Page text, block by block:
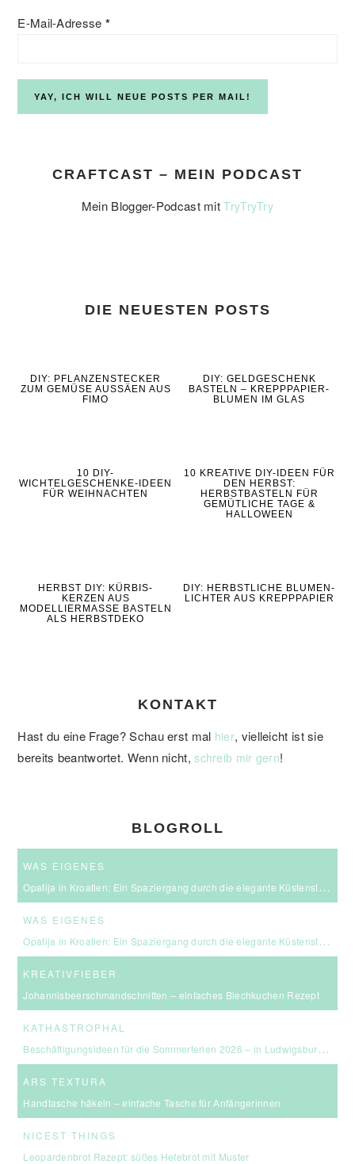
E-Mail-Adresse *
CRAFTCAST – MEIN PODCAST
Mein Blogger-Podcast mitTryTryTry
DIE NEUESTEN POSTS
DIY: PFLANZENSTECKER
ZUM GEMÜSE AUSSÄEN AUS
FIMO
DIY: GELDGESCHENK
BASTELN – KREPPPAPIER-
BLUMEN IM GLAS
10 DIY-
WICHTELGESCHENKE-IDEEN
FÜR WEIHNACHTEN
10 KREATIVE DIY-IDEEN FÜR
DEN HERBST:
HERBSTBASTELN FÜR
GEMÜTLICHE TAGE &
HALLOWEEN
HERBST DIY: KÜRBIS-
KERZEN AUS
MODELLIERMASSE BASTELN
ALS HERBSTDEKO
DIY: HERBSTLICHE BLUMEN-
LICHTER AUS KREPPPAPIER
KONTAKT
Hast du eine Frage? Schau erst mal hier, vielleicht ist sie
bereits beantwortet. Wenn nicht,schreib mir gern!
BLOGROLL
WAS EIGENES
Opatija in Kroatien: Ein Spaziergang durch die elegante Küstenstadt an der Kvarner Bucht
WAS EIGENES
Opatija in Kroatien: Ein Spaziergang durch die elegante Küstenstadt an der Kvarner Bucht
KREATIVFIEBER
Johannisbeerschmandschnitten – einfaches Blechkuchen Rezept
KATHASTROPHAL
Beschäftigungsideen für die Sommerferien 2026 – in Ludwigsburg, Stuttgart & Umgebung
ARS TEXTURA
Handtasche häkeln – einfache Tasche für Anfängerinnen
NICEST THINGS
Leopardenbrot Rezept: süßes Hefebrot mit Muster